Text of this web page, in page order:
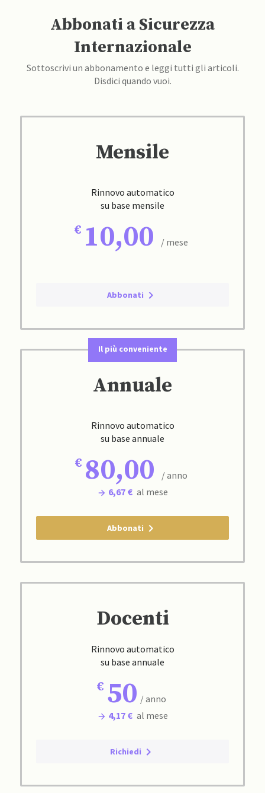
Abbonati a Sicurezza
Internazionale
Sottoscrivi un abbonamento e leggi tutti gli articoli.
Disdici quando vuoi.
Mensile
Rinnovo automatico
su base mensile
10,00 / mese
Abbonati
Il più conveniente
Annuale
Rinnovo automatico
su base annuale
80,00
/ anno
6,67 € al mese
Abbonati
Docenti
Rinnovo automatico
su base annuale
50 / anno
4,17 € al mese
Richiedi